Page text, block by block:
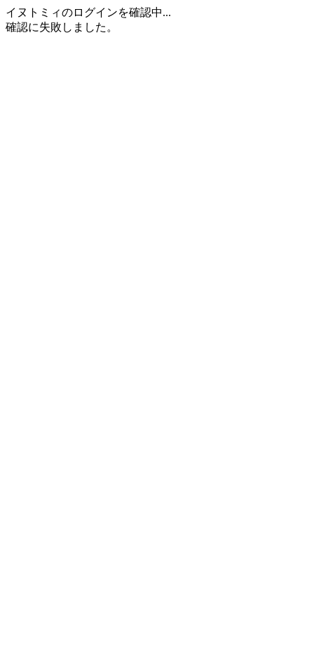
イヌトミィのログインを確認中...
確認に失敗しました。